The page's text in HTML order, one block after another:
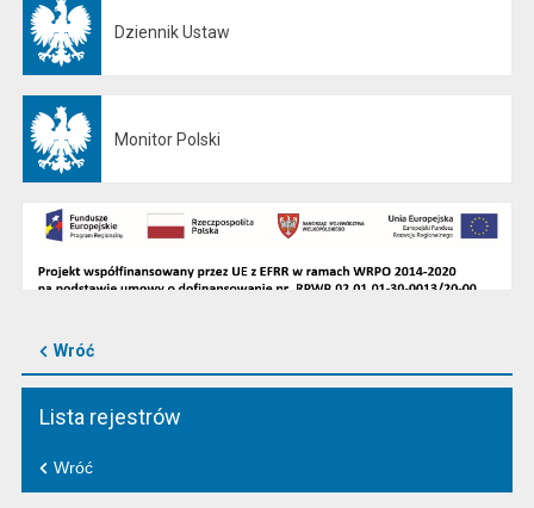
Dziennik Ustaw
Monitor Polski
Wróć
Lista rejestrów
Wróć